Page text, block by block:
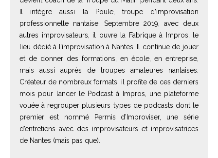
Il intègre aussi la Poule, troupe d’improvisation
professionnelle nantaise. Septembre 2019, avec deux
autres improvisateurs, il ouvre la Fabrique à Impros, le
lieu dédié à l’improvisation à Nantes. Il continue de jouer
et de donner des formations, en école, en entreprise,
mais aussi auprès de troupes amateures nantaises.
Créateur de nombreux formats, il profite de ces derniers
mois pour lancer le Podcast à Impros, une plateforme
vouée à regrouper plusieurs types de podcasts dont le
premier est nommé Permis d’Improviser, une série
d’entretiens avec des improvisateurs et improvisatrices
de Nantes (mais pas que).